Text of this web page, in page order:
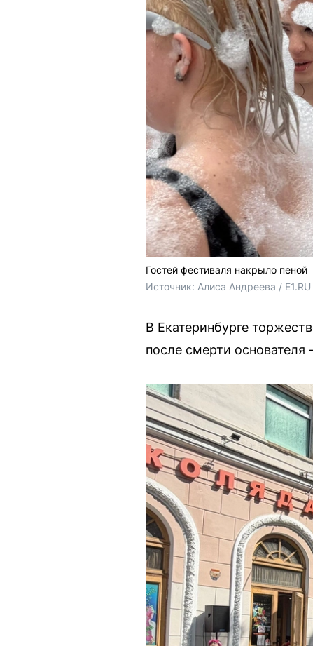
Гостей фестиваля накрыло пеной
Источник: Алиса Андреева / E1.RU
В Екатеринбурге
после смерти